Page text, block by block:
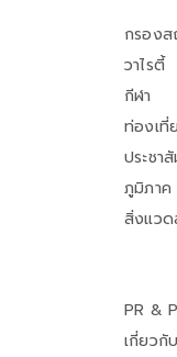
กรอง
วาไรตี้
กีฬา
ท่องเ
ประชา
ภูมิภาค
สิ่งแว
PR &
เกี่ยวกับ